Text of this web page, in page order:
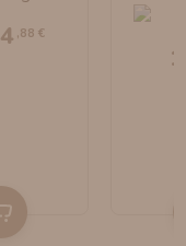
4 ,88 €